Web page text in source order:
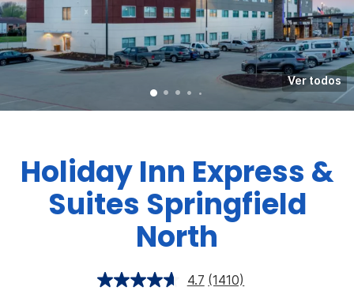
Ver todos
Holiday Inn Express &
Suites Springfield
North
4.7 (1410)